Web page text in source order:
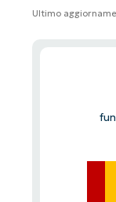
Ultimo